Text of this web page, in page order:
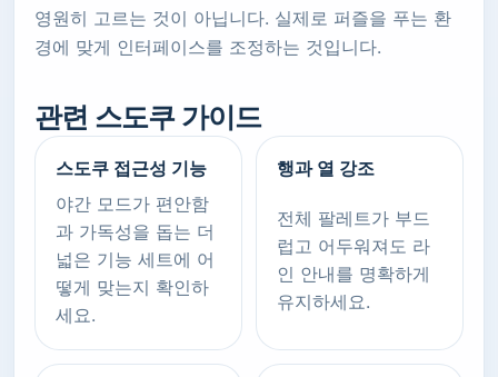
영원히 고르는 것이 아닙니다. 실제로 퍼즐을 푸는 환
경에 맞게 인터페이스를 조정하는 것입니다.
관련 스도쿠 가이드
스도쿠 접근성 기능
야간 모드가 편안함
과 가독성을 돕는 더
넓은 기능 세트에 어
떻게 맞는지 확인하
세요.
행과 열 강조
전체 팔레트가 부드
럽고 어두워져도 라
인 안내를 명확하게
유지하세요.